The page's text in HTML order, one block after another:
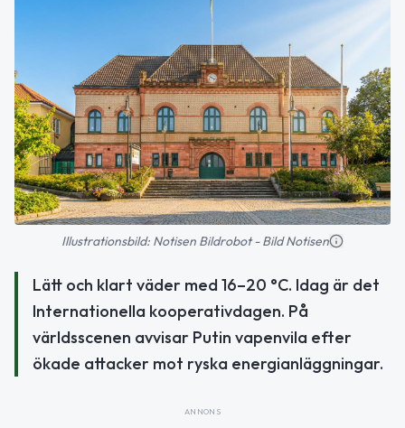
Illustrationsbild: Notisen Bildrobot - Bild Notisen
Lätt och klart väder med 16–20 °C. Idag är det
Internationella kooperativdagen. På
världsscenen avvisar Putin vapenvila efter
ökade attacker mot ryska energianläggningar.
ANNONS